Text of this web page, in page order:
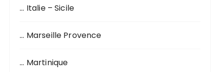
… Italie – Sicile
… Marseille Provence
… Martinique